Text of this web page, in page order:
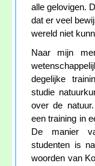
alle gelovigen.
dat er veel
wereld niet
Naar mijn
degelijke
studie
over de
een training in
De manier
studenten is
woorden van